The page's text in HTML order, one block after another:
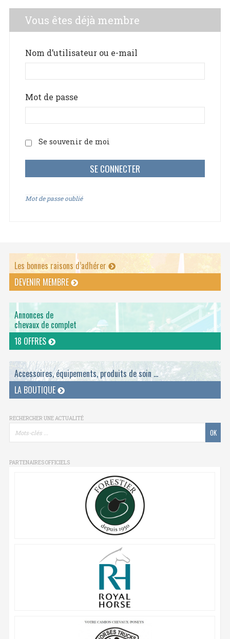
Vous êtes déjà membre
Nom d’utilisateur ou e-mail
Mot de passe
Se souvenir de moi
Mot de passe oublié
Les bonnes raisons d’adhérer
DEVENIR MEMBRE
Annonces de
chevaux de complet
18 OFFRES
Accessoires, équipements, produits de soin ...
LA BOUTIQUE
RECHERCHER UNE ACTUALITÉ
PARTENAIRES OFFICIELS